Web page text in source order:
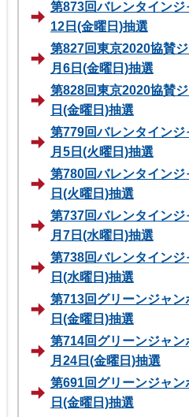
第873回バレンタインジ
12日(金曜日)抽選
第827回東京2020協賛
月6日(金曜日)抽選
第828回東京2020協賛
日(金曜日)抽選
第779回バレンタイン
月5日(火曜日)抽選
第780回バレンタイン
日(火曜日)抽選
第737回バレンタイン
月7日(水曜日)抽選
第738回バレンタイン
日(水曜日)抽選
第713回グリーンジャ
日(金曜日)抽選
第714回グリーンジャ
月24日(金曜日)抽選
第691回グリーンジャ
日(金曜日)抽選